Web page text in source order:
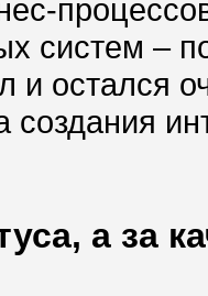
систем –
и остался
а за